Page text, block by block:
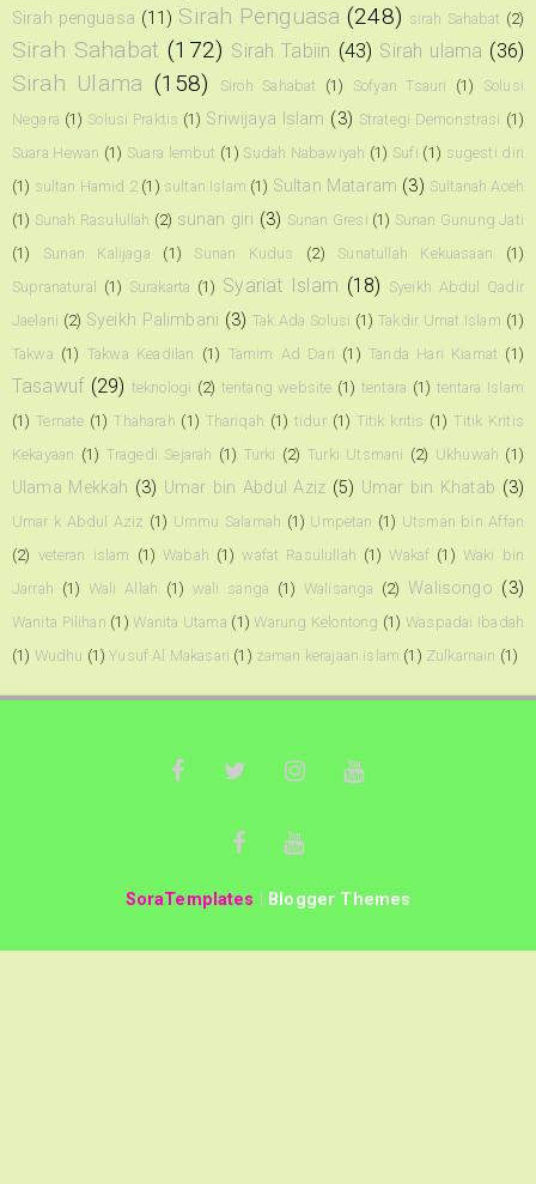
Sirah penguasa (11) Sirah Penguasa (248) sirah Sahabat (2)
Sirah Sahabat (172) Sirah Tabiin (43) Sirah ulama (36)
Sirah Ulama (158) Siroh Sahabat (1) Sofyan Tsauri (1)
Solusi
Negara (1) Solusi Praktis (1) Sriwijaya Islam (3) Strategi Demonstrasi (1)
Suara Hewan (1) Suara lembut (1) Sudah Nabawiyah (1) Sufi (1) sugesti diri
(1) sultan Hamid 2 (1) sultan Islam (1) Sultan Mataram (3) Sultanah Aceh
(1) Sunah Rasulullah (2) sunan giri (3) Sunan Gresi (1) Sunan Gunung Jati
(1)
Sunan Kalijaga (1) Sunan Kudus (2) Sunatullah Kekuasaan
(1)
Supranatural
(1) Surakarta (1) Syariat Islam (18) Syeikh Abdul Qadir
Jaelani (2) Syeikh Palimbani (3) Tak Ada Solusi (1) Takdir Umat Islam (1)
Takwa (1) Takwa Keadilan (1) Tamim Ad Dari (1) Tanda Hari Kiamat (1)
Tasawuf (29) teknologi (2) tentang website (1) tentara (1) tentara Islam
(1) Ternate (1) Thaharah (1) Thariqah (1) tidur (1) Titik kritis (1) Titik Kritis
Kekayaan (1) Tragedi Sejarah (1) Turki (2) Turki Utsmani (2) Ukhuwah (1)
Ulama Mekkah (3) Umar bin Abdul Aziz (5) Umar bin Khatab (3)
Umar k Abdul Aziz (1) Ummu Salamah (1) Umpetan (1) Utsman bin Affan
(2) veteran islam (1) Wabah (1) wafat Rasulullah (1) Wakaf (1) Waki bin
Jarrah (1) Wali Allah (1) wali sanga (1) Walisanga (2) Walisongo (3)
Wanita Pilihan (1) Wanita Utama (1) Warung Kelontong (1) Waspadai Ibadah
(1) Wudhu (1) Yusuf Al Makasari (1) zaman kerajaan islam (1) Zulkarnain (1)
SoraTemplates Blogger Themes